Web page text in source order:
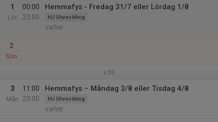
1
Lör
00:00
23:00
Hemmafys - Fredag 31/7 eller Lördag 1/8
HJ Utveckling
Valfritt
2
Sön
v.32
3
Mån
11:00
23:00
Hemmafys – Måndag 3/8 eller Tisdag 4/8
HJ Utveckling
Valfritt